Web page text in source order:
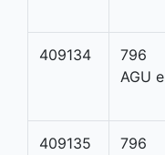
409134
796
AGU e
409135
796